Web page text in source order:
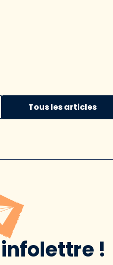
Tous les articles
!